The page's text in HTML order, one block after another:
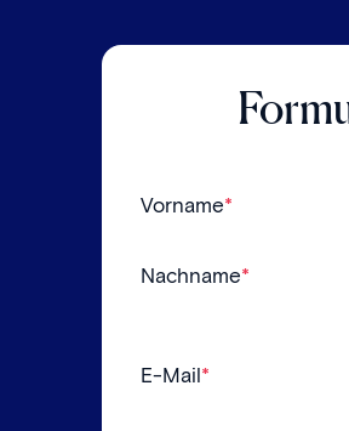
Vorname*
Nachname*
E-Mail*